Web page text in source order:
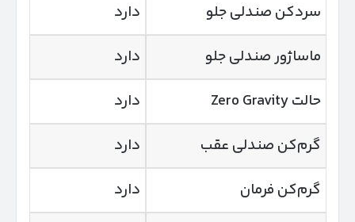
سردکن صندلی جلو
دارد
ماساژور صندلی جلو
دارد
حالت Zero Gravity
دارد
گرم‌کن صندلی عقب
دارد
گرم‌کن فرمان
دارد